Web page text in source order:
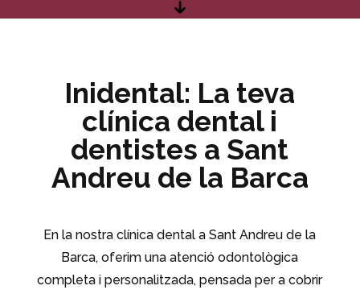
Inidental: La teva
clínica dental i
dentistes a Sant
Andreu de la Barca
En la nostra clínica dental a Sant Andreu de la
Barca, oferim una atenció odontològica
completa i personalitzada, pensada per a cobrir